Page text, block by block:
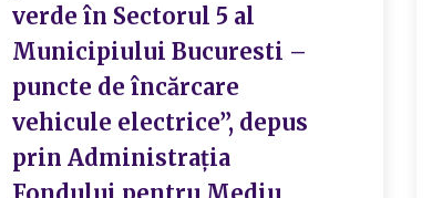
verde în Sectorul 5 al
Municipiului Bucuresti –
puncte de încărcare
vehicule electrice”, depus
prin Administrația